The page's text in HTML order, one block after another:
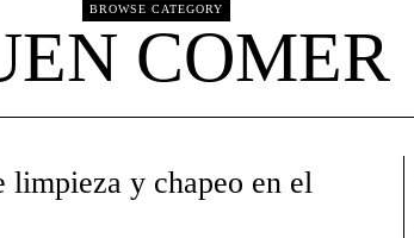
BROWSE CATEGORY
COMER
limpieza y chapeo en el